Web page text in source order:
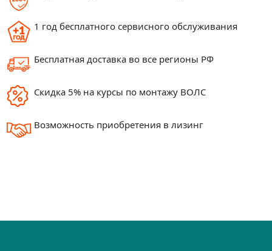
1 год бесплатного сервисного обслуживания
Бесплатная доставка во все регионы РФ
Скидка 5% на курсы по монтажу ВОЛС
Возможность приобретения в лизинг